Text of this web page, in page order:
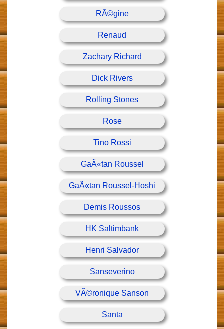
RÃ©gine
Renaud
Zachary Richard
Dick Rivers
Rolling Stones
Rose
Tino Rossi
GaÃ«tan Roussel
GaÃ«tan Roussel-Hoshi
Demis Roussos
HK Saltimbank
Henri Salvador
Sanseverino
VÃ©ronique Sanson
Santa